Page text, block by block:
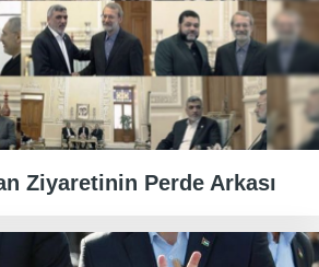
Ziyaretinin Perde Arkası